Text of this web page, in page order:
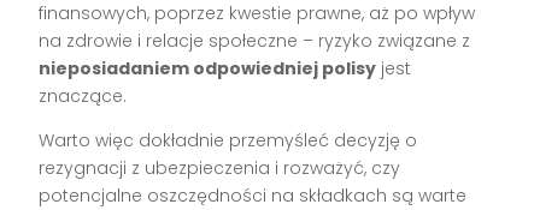
finansowych, poprzez kwestie prawne, aż po wpływ
na zdrowie i relacje społeczne – ryzyko związane z
nieposiadaniem odpowiedniej polisy jest
znaczące.
Warto więc dokładnie przemyśleć decyzję o
rezygnacji z ubezpieczenia i rozważyć, czy
potencjalne oszczędności na składkach są warte